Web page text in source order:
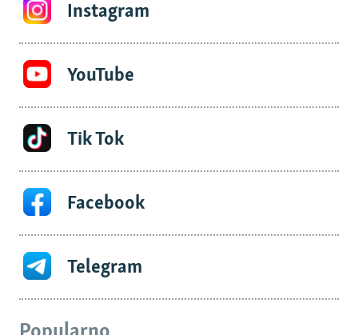
Instagram
YouTube
Tik Tok
Facebook
Telegram